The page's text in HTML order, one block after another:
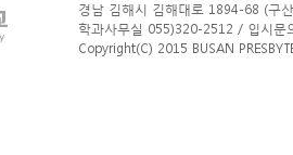
경남 김해시 김해대로 1894-68 (구
학과사무실 055)320-2512 / 입시
Copyright(C) 2015 BUSAN